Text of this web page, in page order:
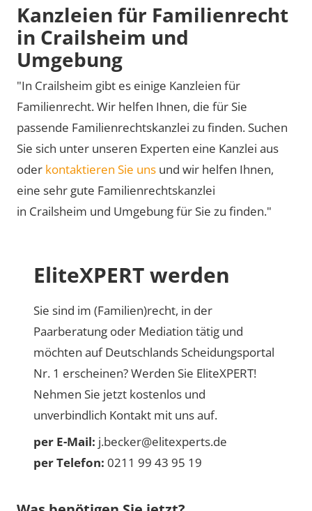
Kanzleien für Familienrecht
in Crailsheim und
Umgebung
"In Crailsheim gibt es einige Kanzleien für
Familienrecht. Wir helfen Ihnen, die für Sie
passende Familienrechtskanzlei zu finden. Suchen
Sie sich unter unseren Experten eine Kanzlei aus
oder kontaktieren Sie uns und wir helfen Ihnen,
eine sehr gute Familienrechtskanzlei
in Crailsheim und Umgebung für Sie zu finden."
EliteXPERT werden
Sie sind im (Familien)recht, in der
Paarberatung oder Mediation tätig und
möchten auf Deutschlands Scheidungsportal
Nr. 1 erscheinen? Werden Sie EliteXPERT!
Nehmen Sie jetzt kostenlos und
unverbindlich Kontakt mit uns auf.
per E-Mail: j.becker@elitexperts.de
per Telefon: 0211 99 43 95 19